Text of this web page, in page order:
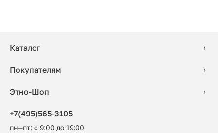
Каталог
Покупателям
Этно-Шоп
+7(495)565-3105
пн—пт: с 9:00 до 19:00